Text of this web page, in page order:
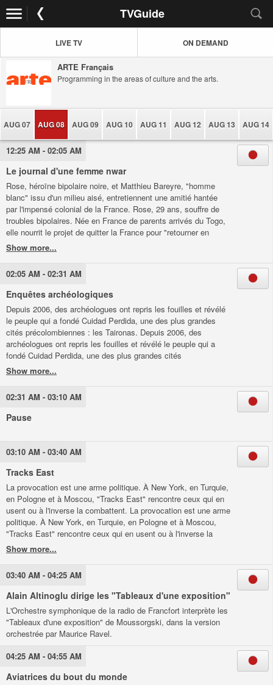
TVGuide
LIVE TV ON DEMAND
ARTE Français
Programming in the areas of culture and the arts.
AUG 07 AUG 08 AUG 09 AUG 10 AUG 11 AUG 12 AUG 13 AUG 14
12:25 AM - 02:05 AM
Le journal d'une femme nwar
Rose, héroïne bipolaire noire, et Matthieu Bareyre, "homme
blanc" issu d'un milieu aisé, entretiennent une amitié hantée
par l'impensé colonial de la France. Rose, 29 ans, souffre de
troubles bipolaires. Née en France de parents arrivés du Togo,
elle nourrit le projet de quitter la France pour "retourner en
Noirie". Quand le documentariste Matthieu Bareyre, l'un de ses
plus proches amis, lui propose de faire un film avec elle inspiré
d'exorciser quelques démons liés notamment aux impensés
racistes et coloniaux de la France. Alors que ses souvenirs
heureux côtoient les trous noirs les plus troubles de sa
mémoire, la parole singulière de Rose passe de la confidence à
la rage, quitte à faire vaciller, parfois, son ami.
02:05 AM - 02:31 AM
Enquêtes archéologiques
Depuis 2006, des archéologues ont repris les fouilles et révélé
le peuple qui a fondé Cuidad Perdida, une des plus grandes
cités précolombiennes : les Taironas. Depuis 2006, des
archéologues ont repris les fouilles et révélé le peuple qui a
fondé Cuidad Perdida, une des plus grandes cités
précolombiennes : les Taironas.
02:31 AM - 03:10 AM
Pause
03:10 AM - 03:40 AM
Tracks East
La provocation est une arme politique. À New York, en Turquie,
en Pologne et à Moscou, "Tracks East" rencontre ceux qui en
usent ou à l'inverse la combattent. La provocation est une arme
politique. À New York, en Turquie, en Pologne et à Moscou,
"Tracks East" rencontre ceux qui en usent ou à l'inverse la
combattent.
03:40 AM - 04:25 AM
Alain Altinoglu dirige les "Tableaux d'une exposition"
L'Orchestre symphonique de la radio de Francfort interprète les
"Tableaux d'une exposition" de Moussorgski, dans la version
orchestrée par Maurice Ravel.
04:25 AM - 04:55 AM
Aviatrices du bout du monde